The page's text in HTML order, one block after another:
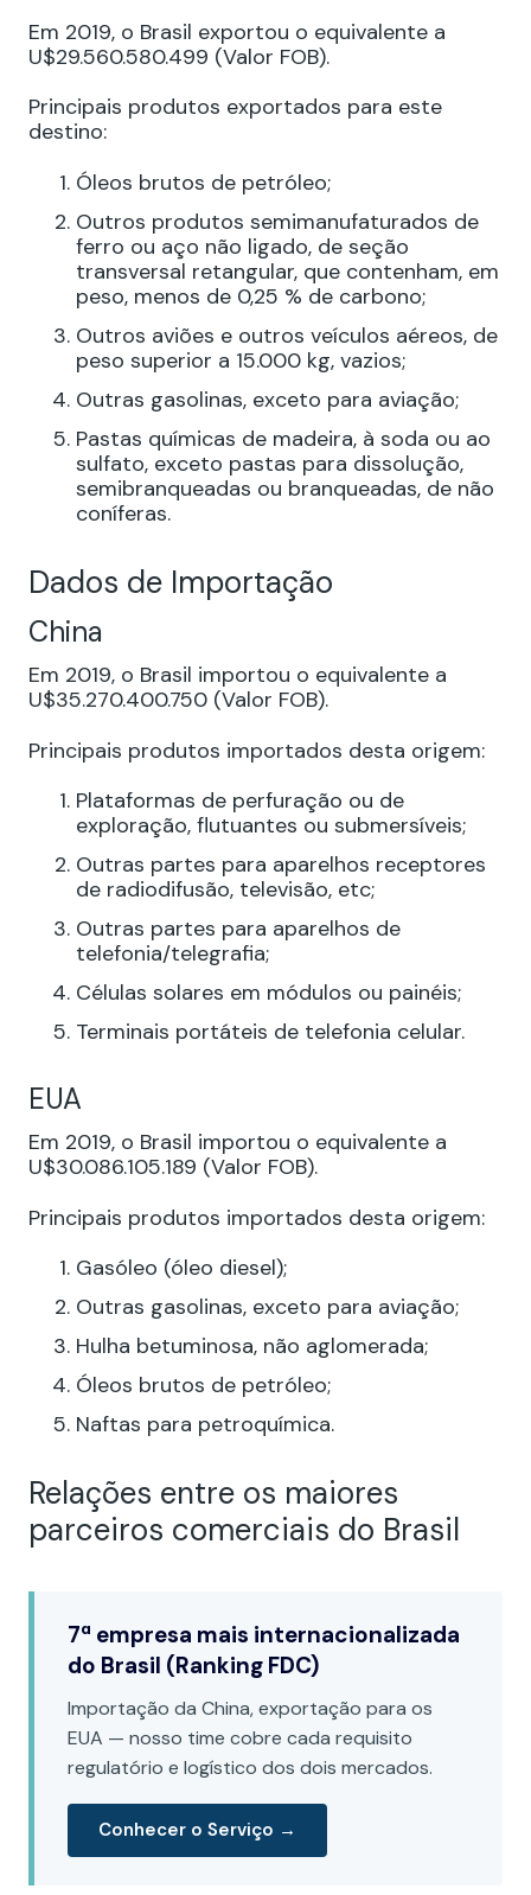
Em 2019, o Brasil exportou o equivalente a
U$29.560.580.499 (Valor FOB).
Principais produtos exportados para este
destino:
Óleos brutos de petróleo;
Outros produtos semimanufaturados de
ferro ou aço não ligado, de seção
transversal retangular, que contenham, em
peso, menos de 0,25 % de carbono;
Outros aviões e outros veículos aéreos, de
peso superior a 15.000 kg, vazios;
Outras gasolinas, exceto para aviação;
Pastas químicas de madeira, à soda ou ao
sulfato, exceto pastas para dissolução,
semibranqueadas ou branqueadas, de não
coníferas.
Dados de Importação
China
Em 2019, o Brasil importou o equivalente a
U$35.270.400.750 (Valor FOB).
Principais produtos importados desta origem:
Plataformas de perfuração ou de
exploração, flutuantes ou submersíveis;
Outras partes para aparelhos receptores
de radiodifusão, televisão, etc;
Outras partes para aparelhos de
telefonia/telegrafia;
Células solares em módulos ou painéis;
Terminais portáteis de telefonia celular.
EUA
Em 2019, o Brasil importou o equivalente a
U$30.086.105.189 (Valor FOB).
Principais produtos importados desta origem:
Gasóleo (óleo diesel);
Outras gasolinas, exceto para aviação;
Hulha betuminosa, não aglomerada;
Óleos brutos de petróleo;
Naftas para petroquímica.
Relações entre os maiores
parceiros comerciais do Brasil
7ª empresa mais internacionalizada
do Brasil (Ranking FDC)
Importação da China, exportação para os
EUA — nosso time cobre cada requisito
regulatório e logístico dos dois mercados.
Conhecer o Serviço →